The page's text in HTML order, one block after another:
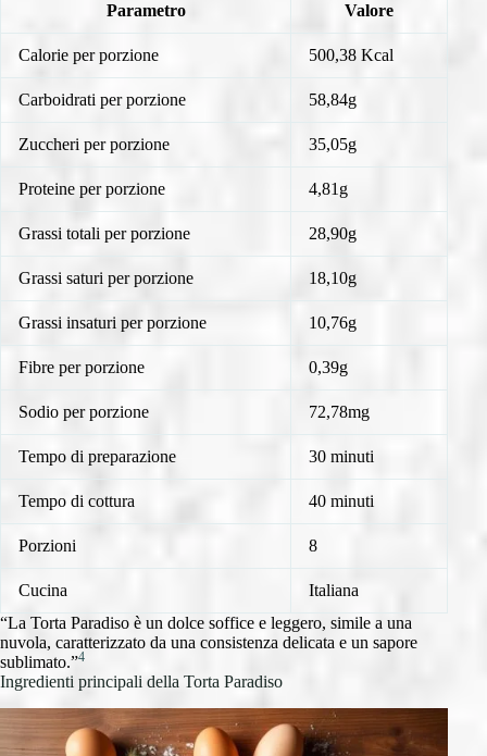
Parametro Valore
Calorie per porzione 500,38 Kcal
Carboidrati per porzione 58,84g
Zuccheri per porzione 35,05g
Proteine per porzione 4,81g
Grassi totali per porzione 28,90g
Grassi saturi per porzione 18,10g
Grassi insaturi per porzione 10,76g
Fibre per porzione 0,39g
Sodio per porzione 72,78mg
Tempo di preparazione 30 minuti
Tempo di cottura 40 minuti
Porzioni 8
Cucina
Italiana
“La Torta Paradiso è un dolce soffice e leggero, simile a una
nuvola, caratterizzato da una consistenza delicata e un sapore
sublimato.”4
Ingredienti principali della Torta Paradiso